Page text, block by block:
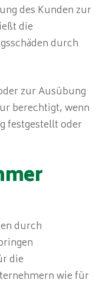
des Kunden zur
die
durch
zur Ausübung
berechtigt, wenn
festgestellt oder
durch
die
wie für